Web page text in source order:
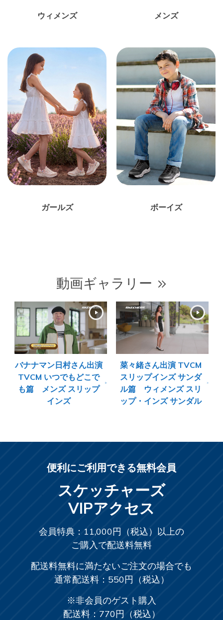
ウィメンズ メンズ
ガールズ ボーイズ
動画ギャラリー
バナナマン日村さん出演
TVCM いつでもどこで
も篇 メンズ スリップ
インズ
菜々緒さん出演 TVCM
スリップインズ サンダ
ル篇 ウィメンズ スリ
ップ・インズ サンダル
便利にご利用できる無料会員
スケッチャーズ
VIPアクセス
会員特典：11,000円（税込）以上の
ご購入で配送料無料
配送料無料に満たないご注文の場合でも
通常配送料：550円（税込）
※非会員のゲスト購入
配送料：770円（税込）